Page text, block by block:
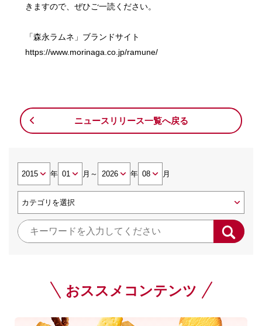
きますので、ぜひご一読ください。
「森永ラムネ」ブランドサイト
https://www.morinaga.co.jp/ramune/
ニュースリリース一覧へ戻る
年 月 ～ 年 月
おススメコンテンツ